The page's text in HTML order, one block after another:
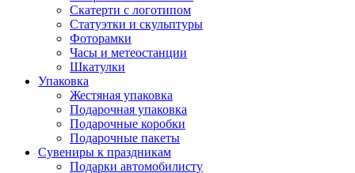
Скатерти с логотипом
Статуэтки и скульптуры
Фоторамки
Часы и метеостанции
Шкатулки
Упаковка
Жестяная упаковка
Подарочная упаковка
Подарочные коробки
Подарочные пакеты
Сувениры к праздникам
Подарки автомобилисту